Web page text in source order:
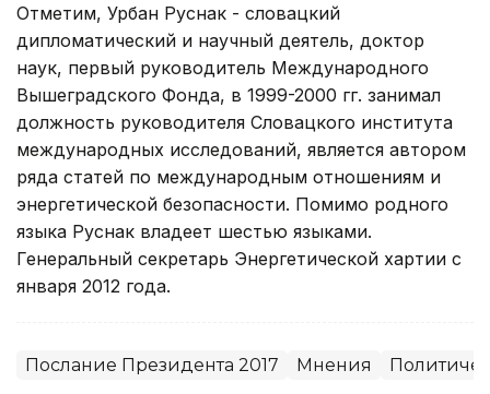
Отметим, Урбан Руснак - словацкий
дипломатический и научный деятель, доктор
наук, первый руководитель Международного
Вышеградского Фонда, в 1999-2000 гг. занимал
должность руководителя Словацкого института
международных исследований, является автором
ряда статей по международным отношениям и
энергетической безопасности. Помимо родного
языка Руснак владеет шестью языками.
Генеральный секретарь Энергетической хартии с
января 2012 года.
Послание Президента 2017 Мнения